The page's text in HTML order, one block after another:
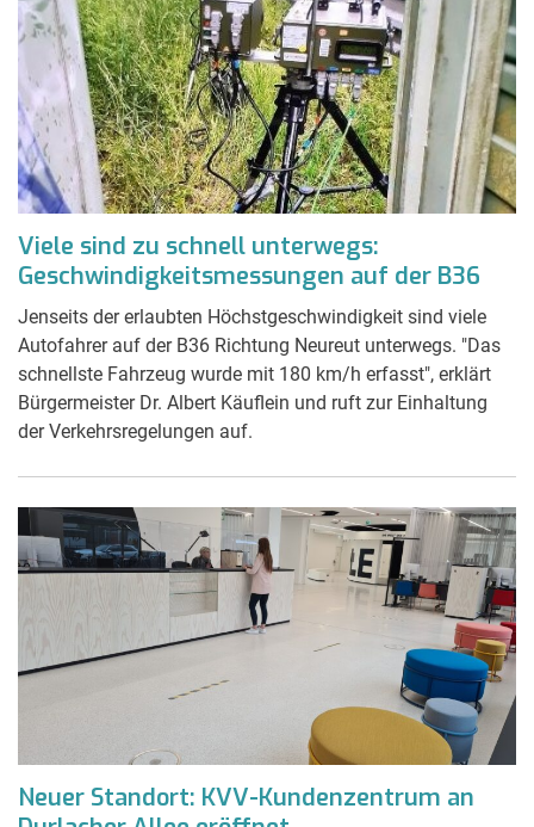
Viele sind zu schnell unterwegs:
Geschwindigkeitsmessungen auf der B36
Jenseits der erlaubten Höchstgeschwindigkeit sind viele
Autofahrer auf der B36 Richtung Neureut unterwegs. "Das
schnellste Fahrzeug wurde mit 180 km/h erfasst", erklärt
Bürgermeister Dr. Albert Käuflein und ruft zur Einhaltung
der Verkehrsregelungen auf.
Neuer Standort: KVV-Kundenzentrum an